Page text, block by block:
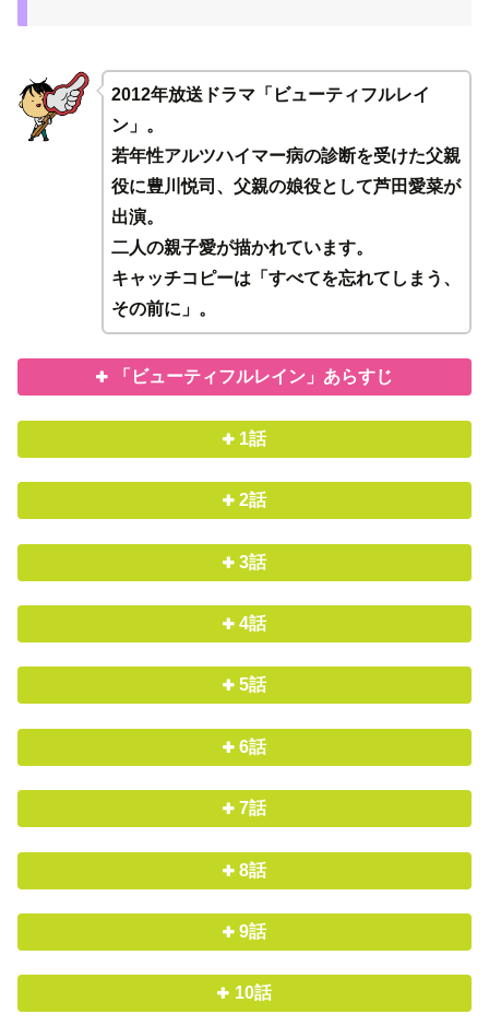
2012年放送ドラマ「ビューティフルレイ
ン」。
若年性アルツハイマー病の診断を受けた父親
役に豊川悦司、父親の娘役として芦田愛菜が
出演。
二人の親子愛が描かれています。
キャッチコピーは「すべてを忘れてしまう、
その前に」。
「ビューティフルレイン」あらすじ
1話
2話
3話
4話
5話
6話
7話
8話
9話
10話